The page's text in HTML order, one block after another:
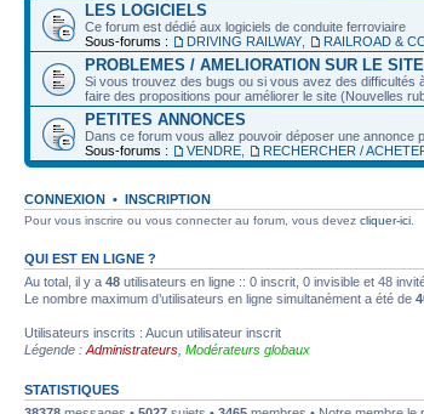
LES LOGICIELS
Ce forum est dédié aux logiciels de conduite ferroviaire
Sous-forums :
DRIVING RAILWAY RAILROAD &
PROBLEMES / AMELIORATION SUR LE SITE
Si vous trouvez des bugs ou si vous avez des
faire des propositions pour améliorer le site (Nouvelles
PETITES ANNONCES
Dans ce forum vous allez pouvoir déposer une
Sous-forums :
VENDRE RECHERCHER /
CONNEXION • INSCRIPTION
Pour vous inscrire ou vous connecter au forum, vous devez cliquer-ici
QUI EST EN LIGNE ?
Au total, il y a 48 utilisateurs en ligne :: 0 inscrit, 0 invisible et 48
Le nombre maximum d’utilisateurs en ligne simultanément a été de
Utilisateurs inscrits : Aucun utilisateur inscrit
Légende : Administrateurs Modérateurs globaux
STATISTIQUES